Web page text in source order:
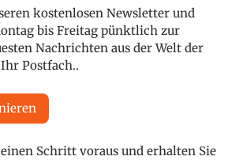
kostenlosen Newsletter und
bis Freitag pünktlich zur
Nachrichten aus der Welt der
Postfach..
Schritt voraus und erhalten Sie